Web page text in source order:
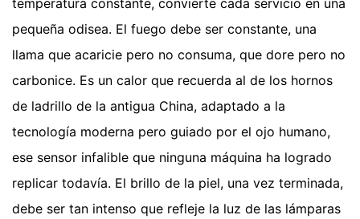
pequeña odisea. El fuego debe ser constante, una
llama que acaricie pero no consuma, que dore pero no
carbonice. Es un calor que recuerda al de los hornos
de ladrillo de la antigua China, adaptado a la
tecnología moderna pero guiado por el ojo humano,
ese sensor infalible que ninguna máquina ha logrado
replicar todavía. El brillo de la piel, una vez terminada,
debe ser tan intenso que refleje la luz de las lámparas